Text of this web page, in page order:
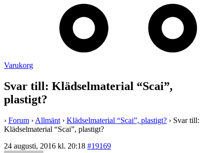
Varukorg
Svar till: Klädselmaterial “Scai”,
plastigt?
› Forum › Allmänt › Klädselmaterial “Scai”, plastigt? › Svar till:
Klädselmaterial “Scai”, plastigt?
24 augusti, 2016 kl. 20:18 #19169